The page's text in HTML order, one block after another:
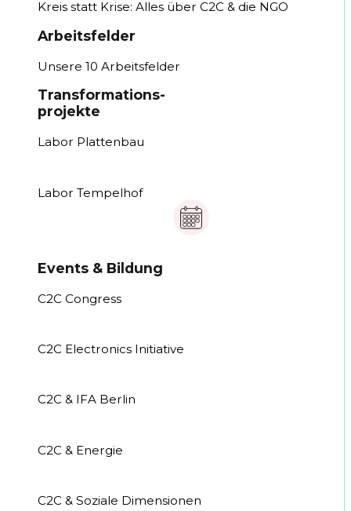
Kreis statt Krise: Alles über C2C & die NGO
Arbeitsfelder
Unsere 10 Arbeitsfelder
Transformations-
projekte
Labor Plattenbau
Labor Tempelhof
Events & Bildung
C2C Congress
C2C Electronics Initiative
C2C & IFA Berlin
C2C & Energie
C2C & Soziale Dimensionen